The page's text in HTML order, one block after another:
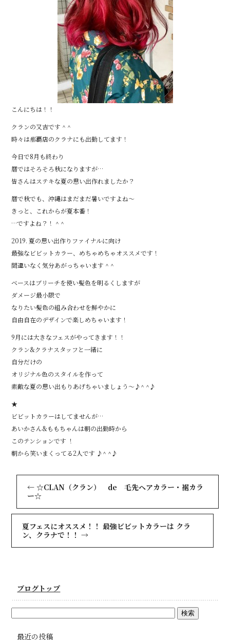
こんにちは！！
クランの又吉です ^ ^
時々は那覇店のクラナにも出勤してます！
今日で8月も終わり
暦ではそろそろ秋になりますが…
皆さんはステキな夏の思い出作れましたか？
暦で秋でも、沖縄はまだまだ暑いですよね〜
きっと、これからが夏本番！
…ですよね？！ ^ ^
2019. 夏の思い出作りファイナルに向け
最強なビビットカラー、めちゃめちゃオススメです！
間違いなく気分あがっちゃいます ^ ^
ベースはブリーチを使い髪色を明るくしますが
ダメージ最小限で
なりたい髪色の組み合わせを鮮やかに
自由自在のデザインで楽しめちゃいます！
9月には大きなフェスがやってきます！！
クラン&クラナスタッフと一緒に
自分だけの
オリジナル色のスタイルを作って
素敵な夏の思い出もりあげちゃいましょう〜♪^ ^♪
★
ビビットカラーはしてませんが…
あいかさん&ももちゃんは朝の出勤時から
このテンションです ！
朝から笑いまくってる2人です ♪^ ^♪
← ☆CLAN（クラン） de 毛先ヘアカラー・裾カラ
ー☆
夏フェスにオススメ！！ 最強ビビットカラーは クラ
ン、クラナで！！→
ブログトップ
最近の投稿